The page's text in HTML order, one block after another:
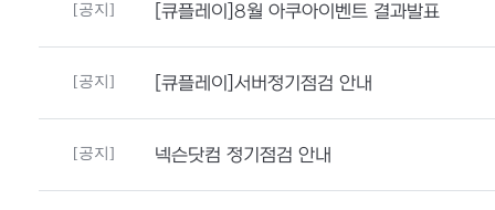
[공지] [큐플레이]8월 아쿠아이벤트 결과발표
[공지] [큐플레이]서버정기점검 안내
[공지] 넥슨닷컴 정기점검 안내